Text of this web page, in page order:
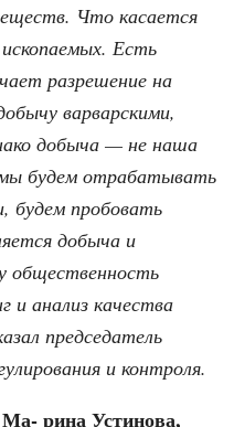
Что касается
Есть
разрешение на
варварскими,
добыча — не наша
будем отрабатывать
будем пробовать
добыча и
общественность
и анализ качества
председатель
и контроля.
рина Устинова,